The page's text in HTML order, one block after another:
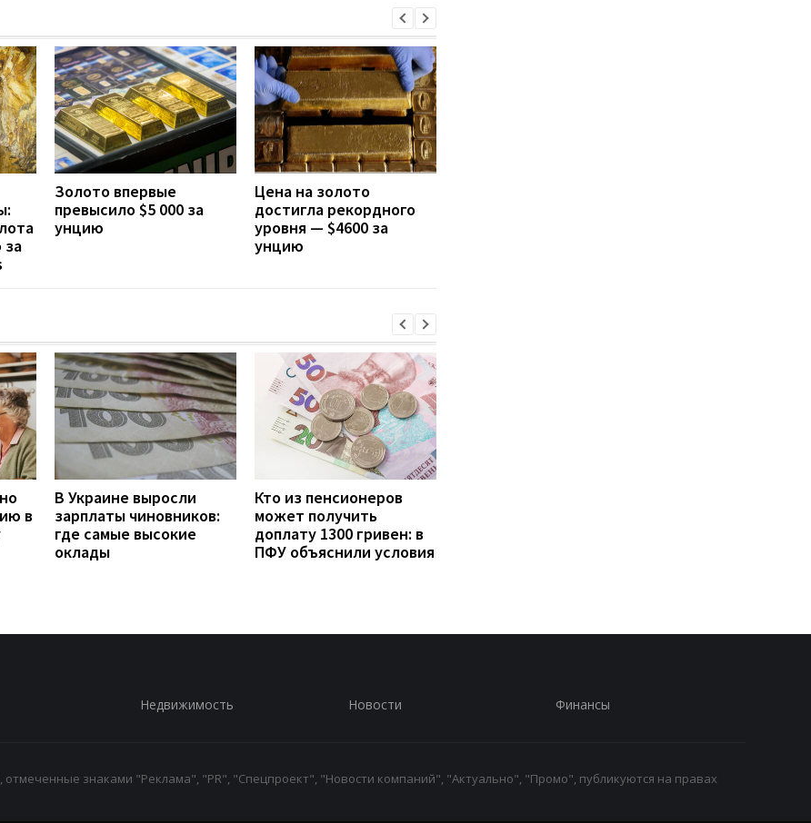
за
Золото впервые
превысило $5 000 за
унцию
Цена на золото
достигла рекордного
уровня — $4600 за
унцию
в
В Украине выросли
зарплаты чиновников:
где самые высокие
оклады
Кто из пенсионеров
может получить
доплату 1300 гривен: в
ПФУ объяснили условия
Недвижимость Новости Финансы
знаками "Реклама", "PR", "Спецпроект", "Новости компаний", "Актуально", "Промо", публикуются на правах